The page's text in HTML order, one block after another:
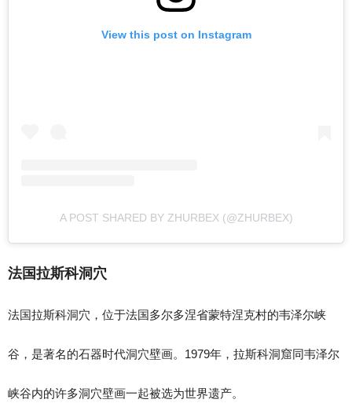
View this post on Instagram
A POST SHARED BY ZHURBEX (@ZHURBEX)
法国拉斯科洞穴
法国拉斯科洞穴，位于法国多尔多涅省蒙特涅克村的韦泽尔峡
谷，是著名的石器时代洞穴壁画。1979年，拉斯科洞窟同韦泽尔
峡谷内的许多洞穴壁画一起被选为世界遗产。